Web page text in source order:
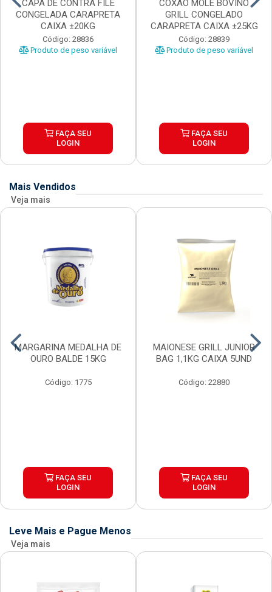
CAPA DE CONTRA FILE
CONGELADA CARAPRETA
CAIXA ±20KG
Código: 28836
Produto de peso variável
FAÇA SEU
LOGIN
COXAO MOLE BOVINO
GRILL CONGELADO
CARAPRETA CAIXA ±25KG
Código: 28839
Produto de peso variável
FAÇA SEU
LOGIN
Mais Vendidos
Veja mais
MARGARINA MEDALHA DE
OURO BALDE 15KG
Código: 1775
FAÇA SEU
LOGIN
MAIONESE GRILL JUNIOR
BAG 1,1KG CAIXA 5UND
Código: 22880
FAÇA SEU
LOGIN
Leve Mais e Pague Menos
Veja mais